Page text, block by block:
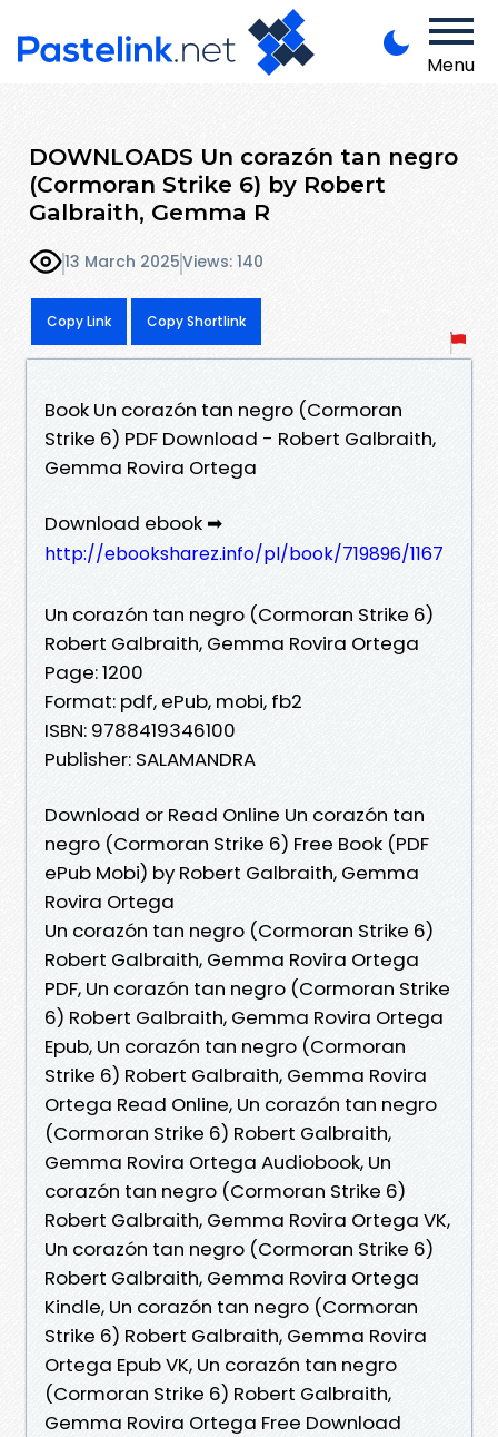
Menu
DOWNLOADS Un corazón tan negro
(Cormoran Strike 6) by Robert
Galbraith, Gemma R
13 March 2025Views: 140
Copy Link Copy Shortlink
Book Un corazón tan negro (Cormoran
Strike 6) PDF Download - Robert Galbraith,
Gemma Rovira Ortega
Download ebook ➡
http://ebooksharez.info/pl/book/719896/1167
Un corazón tan negro (Cormoran Strike 6)
Robert Galbraith, Gemma Rovira Ortega
Page: 1200
Format: pdf, ePub, mobi, fb2
ISBN: 9788419346100
Publisher: SALAMANDRA
Download or Read Online Un corazón tan
negro (Cormoran Strike 6) Free Book (PDF
ePub Mobi) by Robert Galbraith, Gemma
Rovira Ortega
Un corazón tan negro (Cormoran Strike 6)
Robert Galbraith, Gemma Rovira Ortega
PDF, Un corazón tan negro (Cormoran Strike
6) Robert Galbraith, Gemma Rovira Ortega
Epub, Un corazón tan negro (Cormoran
Strike 6) Robert Galbraith, Gemma Rovira
Ortega Read Online, Un corazón tan negro
(Cormoran Strike 6) Robert Galbraith,
Gemma Rovira Ortega Audiobook, Un
corazón tan negro (Cormoran Strike 6)
Robert Galbraith, Gemma Rovira Ortega VK,
Un corazón tan negro (Cormoran Strike 6)
Robert Galbraith, Gemma Rovira Ortega
Kindle, Un corazón tan negro (Cormoran
Strike 6) Robert Galbraith, Gemma Rovira
Ortega Epub VK, Un corazón tan negro
(Cormoran Strike 6) Robert Galbraith,
Gemma Rovira Ortega Free Download